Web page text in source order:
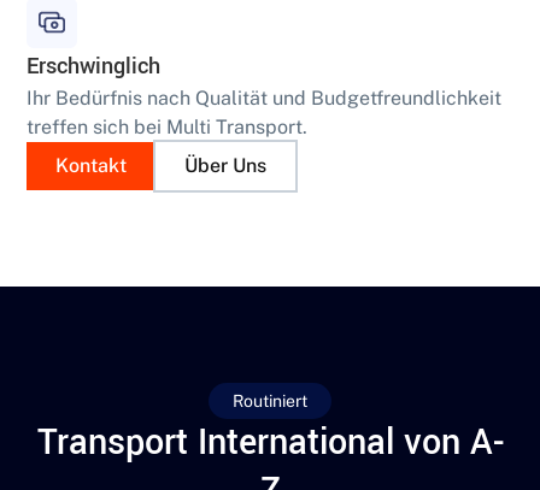
Erschwinglich
Ihr Bedürfnis nach Qualität und Budgetfreundlichkeit
treffen sich bei Multi Transport.
Kontakt
Über Uns
Routiniert
Transport International von A-